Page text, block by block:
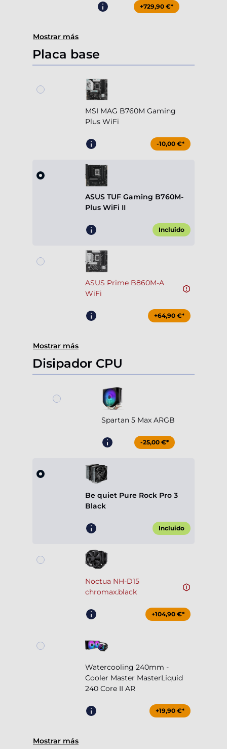
+729,90 €*
Mostrar más
Placa base
MSI MAG B760M Gaming
Plus WiFi
-10,00 €*
ASUS TUF Gaming B760M-
Plus WiFi II
Incluido
ASUS Prime B860M-A
WiFi
+64,90 €*
Mostrar más
Disipador CPU
Spartan 5 Max ARGB
-25,00 €*
Be quiet Pure Rock Pro 3
Black
Incluido
Noctua NH-D15
chromax.black
+104,90 €*
Watercooling 240mm -
Cooler Master MasterLiquid
240 Core II AR
+19,90 €*
Mostrar más